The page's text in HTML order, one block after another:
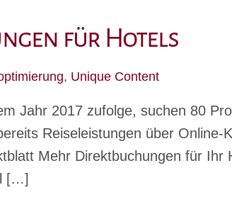
für Hotels
, Unique Content
Jahr 2017 zufolge, suchen 80
Reiseleistungen über Online-
Mehr Direktbuchungen für Ihr
[…]